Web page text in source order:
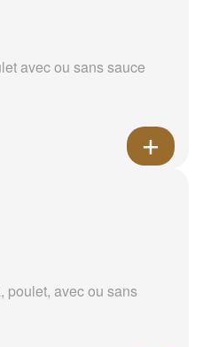
avec ou sans sauce
poulet, avec ou sans